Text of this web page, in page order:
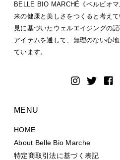
BELLE BIO MARCHÉ《ベルビオ
来の健康と美しさをつくると考え
見に基づいたウェルエイジングの
アイテムを通して、無理のない心
ています。
MENU
HOME
About Belle Bio Marche
特定商取引法に基づく表記